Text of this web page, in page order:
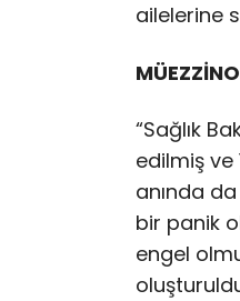
ailelerine
“Sağlık
edilmiş ve
anında
bir panik
engel